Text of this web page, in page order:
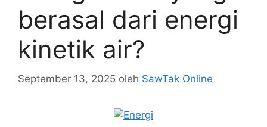
berasal dari energi
kinetik air?
September 13, 2025 oleh SawTak Online